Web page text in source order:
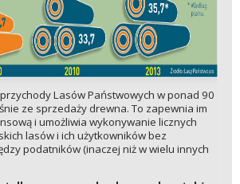
Lasów Państwowych w ponad 90
ze sprzedaży drewna. To zapewnia im
i umożliwia wykonywanie licznych
lasów i ich użytkowników bez
podatników (inaczej niż w wielu innych